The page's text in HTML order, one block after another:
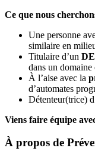
Ce que nous
Une personne
similaire en
Titulaire d’un
dans un domaine
À l’aise avec la
d’automates
Détenteur(trice)
Viens faire équipe
À propos de